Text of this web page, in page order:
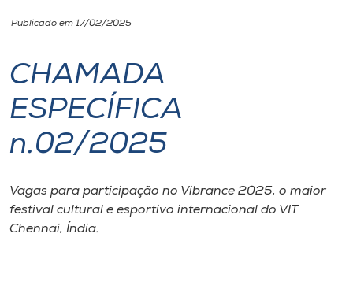
Unoesc
Internacionalização
I.nova
Cultura
Publicado em 17/02/2025
CHAMADA
ESPECÍFICA
n.02/2025
Vagas para participação no Vibrance 2025, o maior
festival cultural e esportivo internacional do VIT
Chennai, Índia.